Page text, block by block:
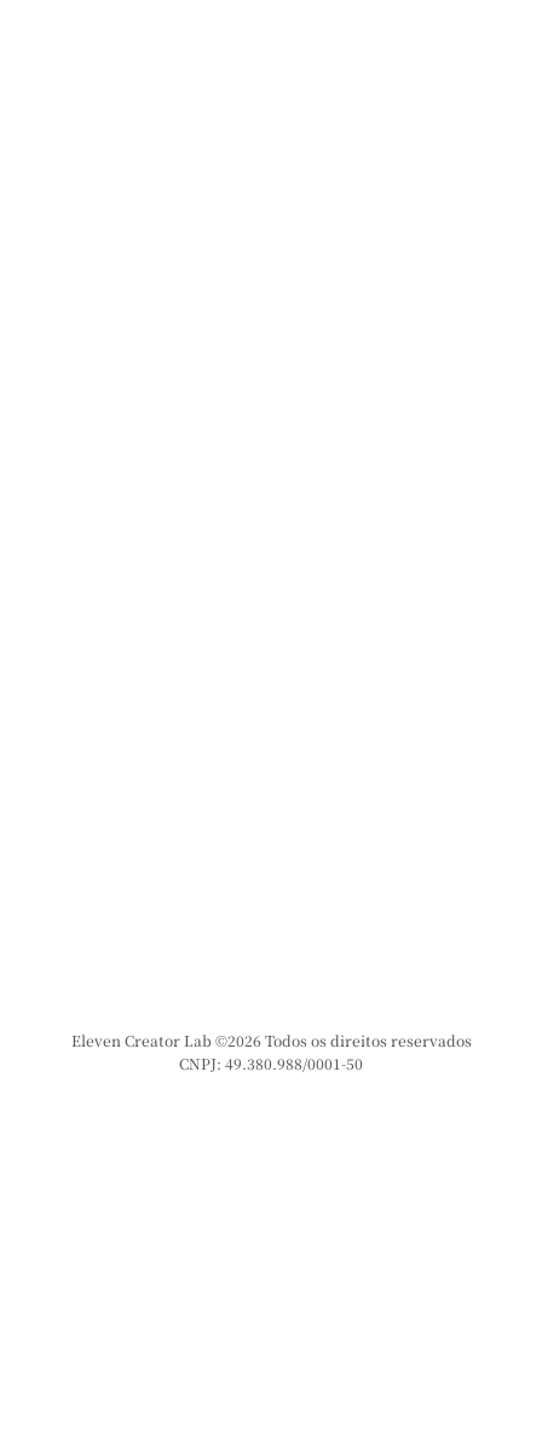
Eleven Creator Lab ©2026 Todos os direitos reservados
CNPJ: 49.380.988/0001-50